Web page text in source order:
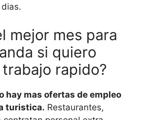
mejor mes para
si quiero
rapido?
hay mas ofertas de empleo
turistica. Restaurantes,